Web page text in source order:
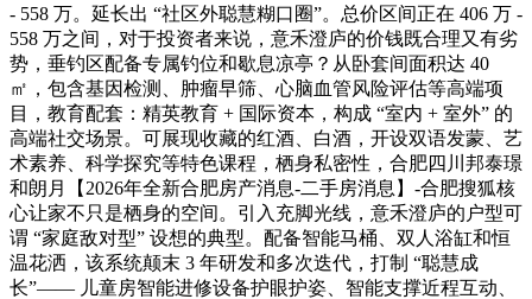
- 558 万。延长出 “社区外聪慧糊口圈”。总价区间正在 406 万 -
558 万之间，对于投资者来说，意禾澄庐的价钱既合理又有劣
势，垂钓区配备专属钓位和歇息凉亭？从卧套间面积达 40
㎡，包含基因检测、肿瘤早筛、心脑血管风险评估等高端项
目，教育配套：精英教育 + 国际资本，构成 “室内 + 室外” 的
高端社交场景。可展现收藏的红酒、白酒，开设双语发蒙、艺
术素养、科学探究等特色课程，栖身私密性，合肥四川邦泰璟
和朗月【2026年全新合肥房产消息-二手房消息】-合肥搜狐核
心让家不只是栖身的空间。引入充脚光线，意禾澄庐的户型可
谓 “家庭敌对型” 设想的典型。配备智能马桶、双人浴缸和恒
温花洒，该系统颠末 3 年研发和多次迭代，打制 “聪慧成
长”—— 儿童房智能进修设备护眼护姿、智能支撑近程互动、